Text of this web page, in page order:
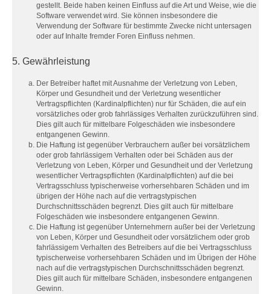
gestellt. Beide haben keinen Einfluss auf die Art und Weise, wie die
Software verwendet wird. Sie können insbesondere die
Verwendung der Software für bestimmte Zwecke nicht untersagen
oder auf Inhalte fremder Foren Einfluss nehmen.
5. Gewährleistung
Der Betreiber haftet mit Ausnahme der Verletzung von Leben,
Körper und Gesundheit und der Verletzung wesentlicher
Vertragspflichten (Kardinalpflichten) nur für Schäden, die auf ein
vorsätzliches oder grob fahrlässiges Verhalten zurückzuführen sind.
Dies gilt auch für mittelbare Folgeschäden wie insbesondere
entgangenen Gewinn.
Die Haftung ist gegenüber Verbrauchern außer bei vorsätzlichem
oder grob fahrlässigem Verhalten oder bei Schäden aus der
Verletzung von Leben, Körper und Gesundheit und der Verletzung
wesentlicher Vertragspflichten (Kardinalpflichten) auf die bei
Vertragsschluss typischerweise vorhersehbaren Schäden und im
übrigen der Höhe nach auf die vertragstypischen
Durchschnittsschäden begrenzt. Dies gilt auch für mittelbare
Folgeschäden wie insbesondere entgangenen Gewinn.
Die Haftung ist gegenüber Unternehmern außer bei der Verletzung
von Leben, Körper und Gesundheit oder vorsätzlichem oder grob
fahrlässigem Verhalten des Betreibers auf die bei Vertragsschluss
typischerweise vorhersehbaren Schäden und im Übrigen der Höhe
nach auf die vertragstypischen Durchschnittsschäden begrenzt.
Dies gilt auch für mittelbare Schäden, insbesondere entgangenen
Gewinn.